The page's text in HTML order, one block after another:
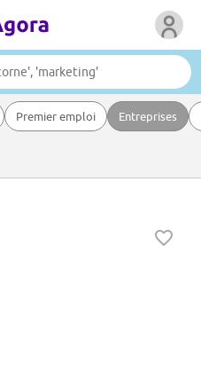
Premier emploi Entreprises